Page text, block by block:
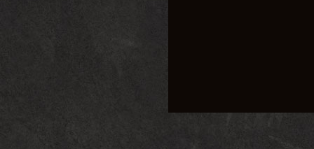
二、独特的游戏设定